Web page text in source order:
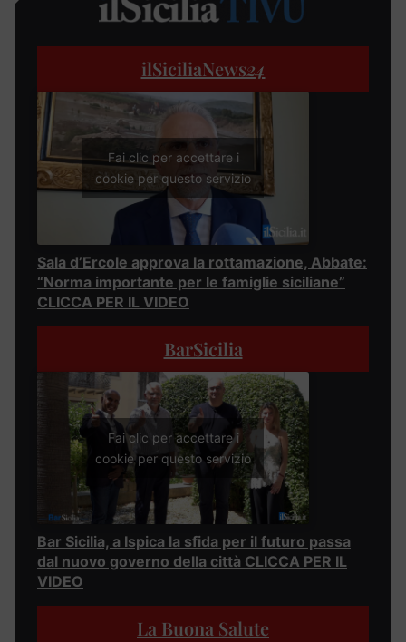
ilSiciliaNews24
Fai clic per accettare i
cookie per questo servizio
Sala d’Ercole approva la rottamazione, Abbate:
“Norma importante per le famiglie siciliane”
CLICCA PER IL VIDEO
BarSicilia
Fai clic per accettare i
cookie per questo servizio
Bar Sicilia, a Ispica la sfida per il futuro passa
dal nuovo governo della città CLICCA PER IL
VIDEO
La Buona Salute